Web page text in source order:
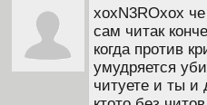
xoxN3ROxox
сам читак
когда против
умудряется
читуете и ты и